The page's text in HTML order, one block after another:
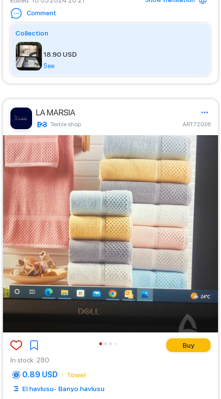
Comment
Collection
18.90 USD
See
LA MARSIA
Textile shop ART72036
Buy
In stock: 280
0.89 USD
Towel
El havlusu- Banyo havlusu